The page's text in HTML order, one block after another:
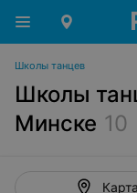
Школы танцев
Школы
Минске 10
Карта